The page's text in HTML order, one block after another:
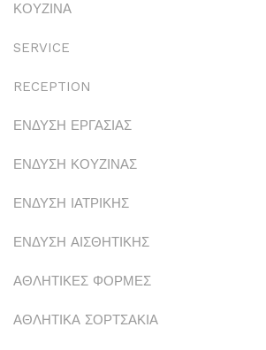
ΚΟΥΖΙΝΑ
SERVICE
RECEPTION
ΕΝΔΥΣΗ ΕΡΓΑΣΙΑΣ
ΕΝΔΥΣΗ ΚΟΥΖΙΝΑΣ
ΕΝΔΥΣΗ ΙΑΤΡΙΚΗΣ
ΕΝΔΥΣΗ ΑΙΣΘΗΤΙΚΗΣ
ΑΘΛΗΤΙΚΕΣ ΦΟΡΜΕΣ
ΑΘΛΗΤΙΚΑ ΣΟΡΤΣΑΚΙΑ